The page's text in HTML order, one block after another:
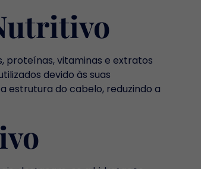
proteínas, vitaminas e extratos
devido às suas
estrutura do cabelo, reduzindo a